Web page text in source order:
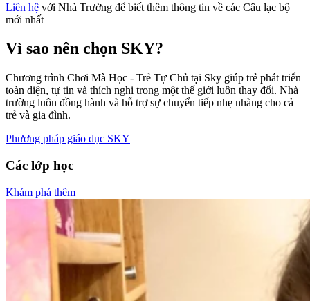
Liên hệ với Nhà Trường để biết thêm thông tin về các Câu lạc bộ
mới nhất
Vì sao nên chọn SKY?
Chương trình Chơi Mà Học - Trẻ Tự Chủ tại Sky giúp trẻ phát triển
toàn diện, tự tin và thích nghi trong một thế giới luôn thay đổi. Nhà
trường luôn đồng hành và hỗ trợ sự chuyển tiếp nhẹ nhàng cho cả
trẻ và gia đình.
Phương pháp giáo dục SKY
Các lớp học
Khám phá thêm